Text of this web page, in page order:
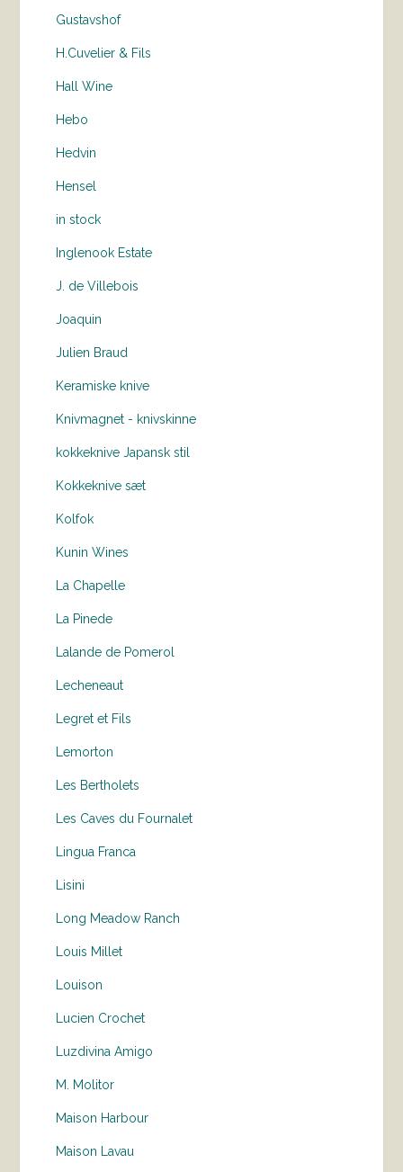
Gustavshof
H.Cuvelier & Fils
Hall Wine
Hebo
Hedvin
Hensel
in stock
Inglenook Estate
J. de Villebois
Joaquin
Julien Braud
Keramiske knive
Knivmagnet - knivskinne
kokkeknive Japansk stil
Kokkeknive sæt
Kolfok
Kunin Wines
La Chapelle
La Pinede
Lalande de Pomerol
Lecheneaut
Legret et Fils
Lemorton
Les Bertholets
Les Caves du Fournalet
Lingua Franca
Lisini
Long Meadow Ranch
Louis Millet
Louison
Lucien Crochet
Luzdivina Amigo
M. Molitor
Maison Harbour
Maison Lavau